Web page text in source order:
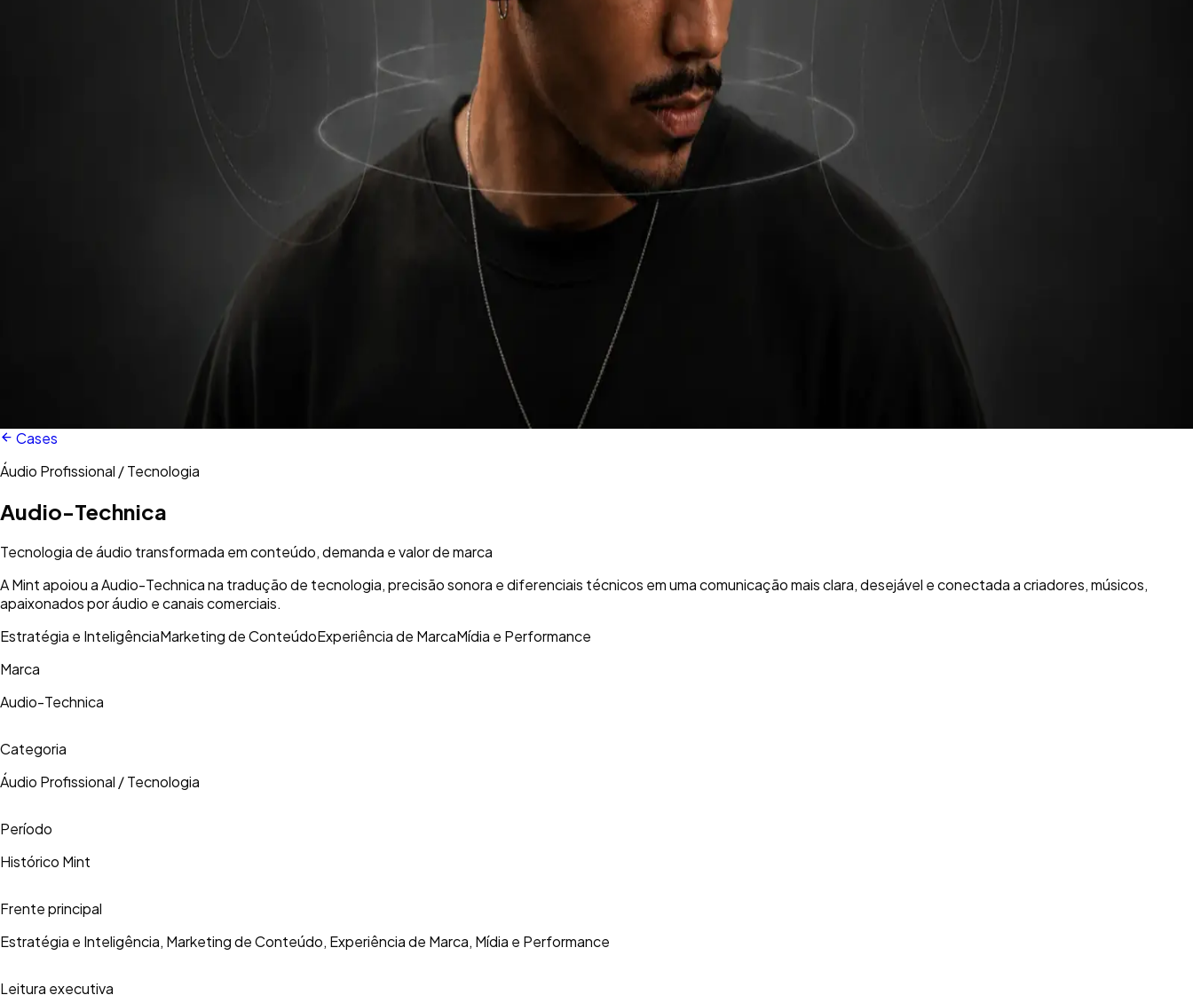
Cases
Áudio Profissional / Tecnologia
Audio-Technica
Tecnologia de áudio transformada em conteúdo, demanda e valor de marca
A Mint apoiou a Audio-Technica na tradução de tecnologia, precisão sonora e diferenciais técnicos em uma comunicação mais clara, desejável e conectada a criadores, músicos,
apaixonados por áudio e canais comerciais.
Estratégia e InteligênciaMarketing de ConteúdoExperiência de MarcaMídia e Performance
Marca
Audio-Technica
Categoria
Áudio Profissional / Tecnologia
Período
Histórico Mint
Frente principal
Estratégia e Inteligência, Marketing de Conteúdo, Experiência de Marca, Mídia e Performance
Leitura executiva